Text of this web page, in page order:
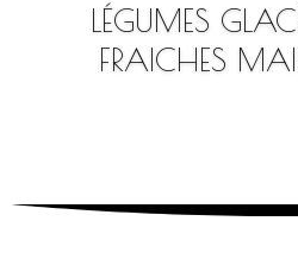
LÉGUMES
FRAICHES